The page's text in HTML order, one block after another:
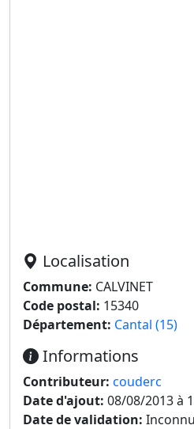
Localisation
Commune: CALVINET
Code postal: 15340
Département: Cantal (15)
Informations
Contributeur: couderc
Date d'ajout: 08/08/2013 à
Date de validation: